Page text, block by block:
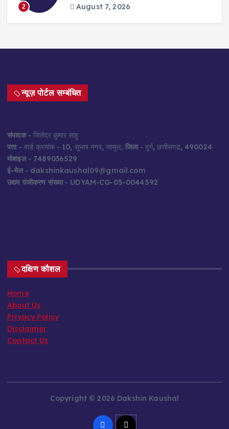
2 August 7, 2026
न्यूज़ पोर्टल सम्बंधित
संपादक- जितेंद्र कुमार साहू
पता- वार्ड क्रमांक - 10, सुभाष नगर, जामुल, जिला- दुर्ग, छत्तीसगढ, 490024
मोबाइल- 7489036529
ई-मेल- dakshinkaushal09@gmail.com
उद्यम पंजीकरण संख्या- UDYAM-CG-05-0044592
दक्षिण कौशल
Home
About Us
Privacy Policy
Disclaimer
Contact Us
Copyright © 2026 Dakshin Kaushal